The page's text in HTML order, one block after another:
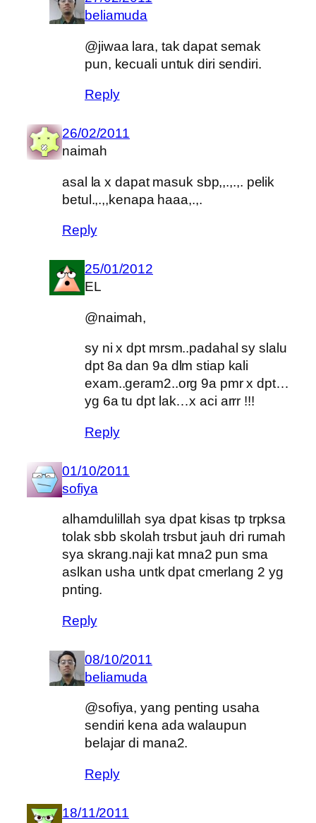
beliamuda
@jiwaa lara, tak dapat semak
pun, kecuali untuk diri sendiri.
Reply
26/02/2011
naimah
asal la x dapat masuk sbp,,.,.,. pelik
betul.,.,,kenapa haaa,.,.
Reply
25/01/2012
EL
@naimah,
sy ni x dpt mrsm..padahal sy slalu
dpt 8a dan 9a dlm stiap kali
exam..geram2..org 9a pmr x dpt…
yg 6a tu dpt lak…x aci arrr !!!
Reply
01/10/2011
sofiya
alhamdulillah sya dpat kisas tp trpksa
tolak sbb skolah trsbut jauh dri rumah
sya skrang.naji kat mna2 pun sma
aslkan usha untk dpat cmerlang 2 yg
pnting.
Reply
08/10/2011
beliamuda
@sofiya, yang penting usaha
sendiri kena ada walaupun
belajar di mana2.
Reply
18/11/2011